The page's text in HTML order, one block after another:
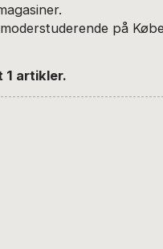
på
1 artikler.